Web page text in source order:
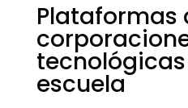
Plataformas
escuela